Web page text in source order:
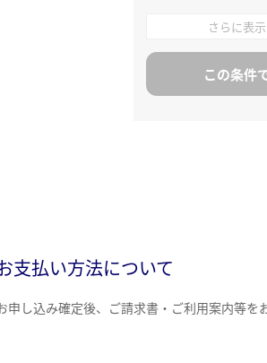
さらに表示
支払い方法について
申し込み確定後、ご請求書・ご利用案内等を